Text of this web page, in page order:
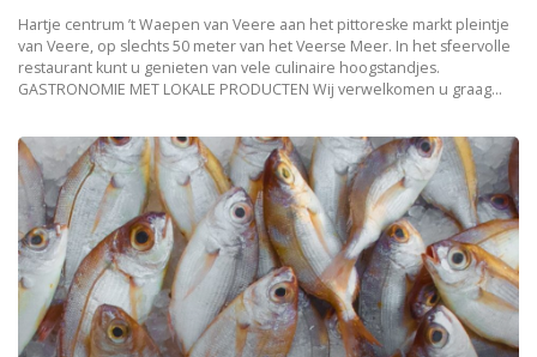
Hartje centrum ’t Waepen van Veere aan het pittoreske markt pleintje
van Veere, op slechts 50 meter van het Veerse Meer. In het sfeervolle
restaurant kunt u genieten van vele culinaire hoogstandjes.
GASTRONOMIE MET LOKALE PRODUCTEN Wij verwelkomen u graag...